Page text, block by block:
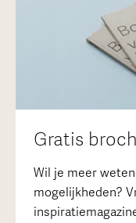
Gratis
Wil je meer
mogelijkheden?